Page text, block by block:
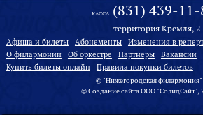
КАССА: (831) 439-11-
территория Кремля, 2
Афиша и билеты Абонементы
Изменения в
О филармонии
Oб оркестре Партнеры
Вакансии
Купить билеты онлайн
Правила покупки билетов
© "Нижегородская филармония"
©Создание сайтаООО "СолидСайт",